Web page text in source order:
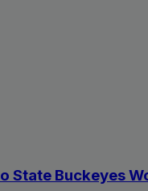
State Buckeyes